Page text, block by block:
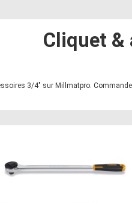
Cliquet &
3/4" sur Millmatpro.